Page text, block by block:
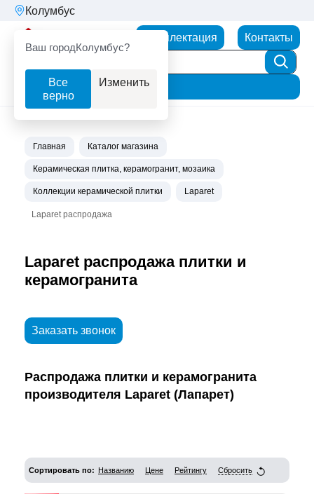
Колумбус
Ваш городКолумбус?
Все
верно
Изменить
Комплектация Контакты
Фильтр
Главная Каталог магазина
Керамическая плитка, керамогранит, мозаика
Коллекции керамической плитки Laparet
Laparet распродажа
Laparet распродажа плитки и
керамогранита
Заказать звонок
Распродажа плитки и керамогранита
производителя Laparet (Лапарет)
Сортировать по: Названию Цене Рейтингу Сбросить